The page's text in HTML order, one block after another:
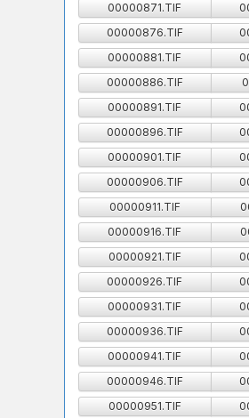
00000871.TIF
00000876.TIF
00000881.TIF
00000886.TIF
00000891.TIF
00000896.TIF
00000901.TIF
00000906.TIF
00000911.TIF
00000916.TIF
00000921.TIF
00000926.TIF
00000931.TIF
00000936.TIF
00000941.TIF
00000946.TIF
00000951.TIF